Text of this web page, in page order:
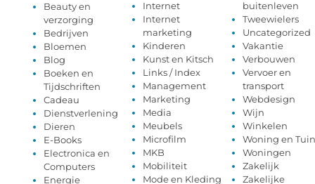
Beauty en
verzorging
Bedrijven
Bloemen
Blog
Boeken en
Tijdschriften
Cadeau
Dienstverlening
Dieren
E-Books
Electronica en
Computers
Energie
Internet
Internet
marketing
Kinderen
Kunst en Kitsch
Links / Index
Management
Marketing
Media
Meubels
Microfilm
MKB
Mobiliteit
Mode en Kleding
buitenleven
Tweewielers
Uncategorized
Vakantie
Verbouwen
Vervoer en
transport
Webdesign
Wijn
Winkelen
Woning en Tuin
Woningen
Zakelijk
Zakelijke